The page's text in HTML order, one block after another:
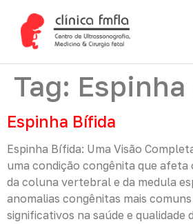
Tag:
Espinha Bífida
Espinha Bífida: Uma Visão
uma condição congênita que afeta
da coluna vertebral e da medula
anomalias congênitas mais
significativos na saúde e qualidade